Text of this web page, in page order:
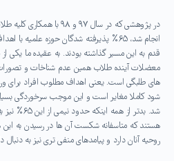
در پژوهشی که در سال ۹۷ و
انجام شد، ۶۵% پذیرفته شدگان حوزه علمیه با اهدافی غیر مطابق با
قدم به این مسیر گذاشته بودند. به عقیده ما یکی
معضلات آینده طلاب همین عدم شناخات و
های طلبگی است. یعنی اهداف مطلوب افراد برای
شود کاملا مغایر است و این موجب سرخوردگی
شد. بدتر از
هستند که متاسفانه شکست آن ها در رسیدن به این
روحیه آنان دارد و پیامدهای منفی تری نیز به دنبال